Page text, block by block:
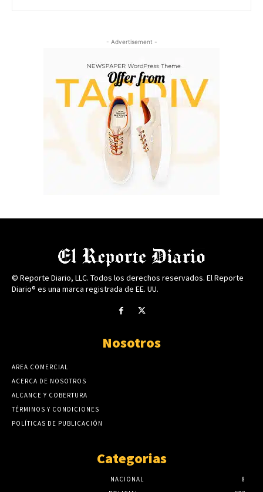
- Advertisement -
© Reporte Diario, LLC. Todos los derechos reservados. El Reporte
Diario® es una marca registrada de EE. UU.
Nosotros
AREA COMERCIAL
ACERCA DE NOSOTROS
ALCANCE Y COBERTURA
TÉRMINOS Y CONDICIONES
POLÍTICAS DE PUBLICACIÓN
Categorias
NACIONAL
8